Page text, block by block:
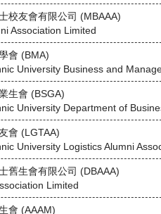
校友會有限公司 (MBAAA)
Association Limited
會 (BMA)
University Business and
生會 (BSGA)
University Department of
會 (LGTAA)
University Logistics Alumni
舊生會有限公司 (DBAAA)
Limited
會 (AAAM)